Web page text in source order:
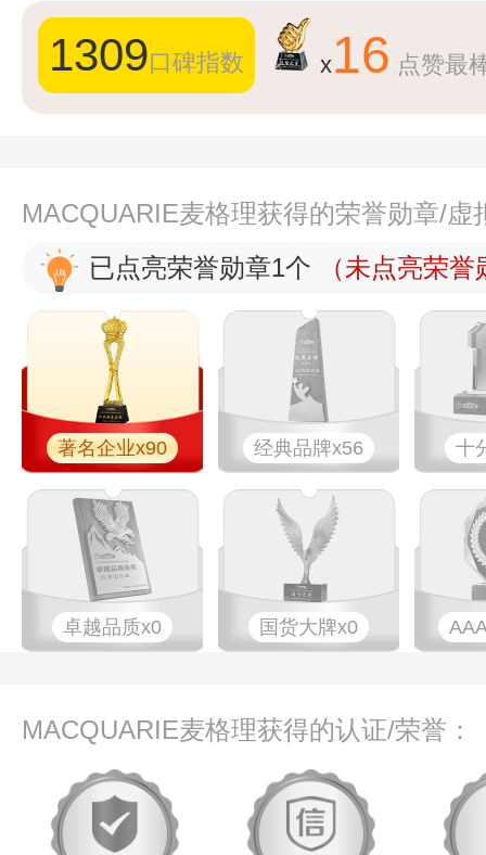
1309口碑指数 x16 点赞最
MACQUARIE麦格理获得的荣誉勋章/虚
已点亮荣誉勋章1个
（未点亮荣
著名企业x90 经典品牌x56 十
卓越品质x0 国货大牌x0
MACQUARIE麦格理获得的认证/荣誉：